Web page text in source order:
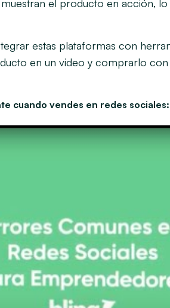
el producto en acción,
estas plataformas con
en un video y comprarlo con
cuando vendes en redes sociales: